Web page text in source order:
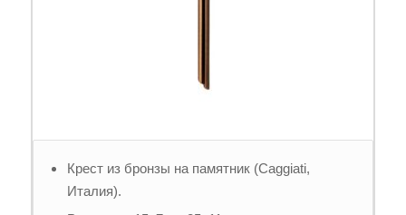
Крест из бронзы на памятник (Caggiati,
Италия).